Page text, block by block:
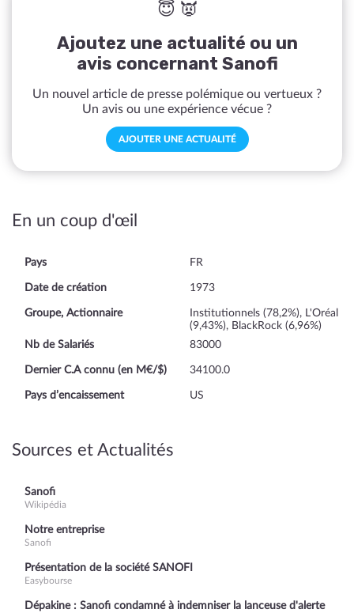
😇 👿
Ajoutez une actualité ou un
avis concernant Sanofi
Un nouvel article de presse polémique ou vertueux ?
Un avis ou une expérience vécue ?
AJOUTER UNE ACTUALITÉ
En un coup d'œil
Pays FR
Date de création 1973
Groupe, Actionnaire
Institutionnels (78,2%), L'Oréal
(9,43%), BlackRock (6,96%)
Nb de Salariés
83000
Dernier C.A connu (en M€/$) 34100.0
Pays d’encaissement US
Sources et Actualités
Sanofi
Wikipédia
Notre entreprise
Sanofi
Présentation de la société SANOFI
Easybourse
Dépakine : Sanofi condamné à indemniser la lanceuse d'alerte